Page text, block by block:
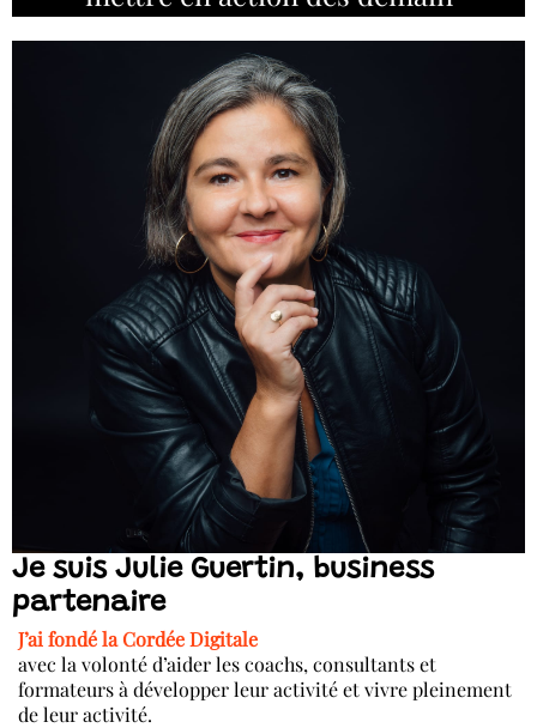
Je suis Julie Guertin, business
partenaire
J’ai fondé la Cordée Digitale
avec la volonté d’aider les coachs, consultants et
formateurs à développer leur activité et vivre pleinement
de leur activité.